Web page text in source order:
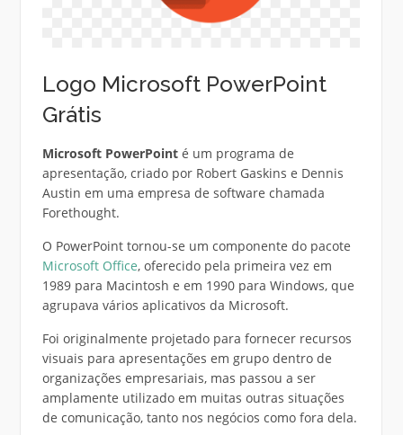
Logo Microsoft PowerPoint
Grátis
Microsoft PowerPointé um programa de
apresentação, criado por Robert Gaskins e Dennis
Austin em uma empresa de software chamada
Forethought.
O PowerPoint tornou-se um componente do pacote
Microsoft Office, oferecido pela primeira vez em
1989 para Macintosh e em 1990 para Windows, que
agrupava vários aplicativos da Microsoft.
Foi originalmente projetado para fornecer recursos
visuais para apresentações em grupo dentro de
organizações empresariais, mas passou a ser
amplamente utilizado em muitas outras situações
de comunicação, tanto nos negócios como fora dela.